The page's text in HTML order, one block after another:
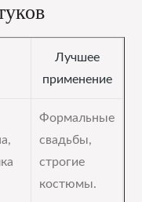
Лучшее
применение
Формальные
свадьбы,
строгие
костюмы.